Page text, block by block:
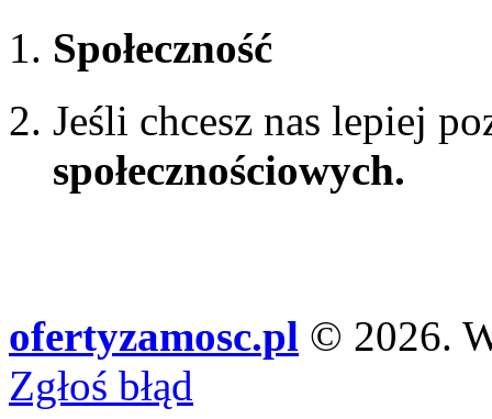
Społeczność
Jeśli chcesz nas lepiej
społecznościowych.
ofertyzamosc.pl © 2026.
Zgłoś błąd